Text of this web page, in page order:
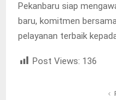
Pekanbaru siap
baru, komitmen
pelayanan terbaik
Post Views: 136